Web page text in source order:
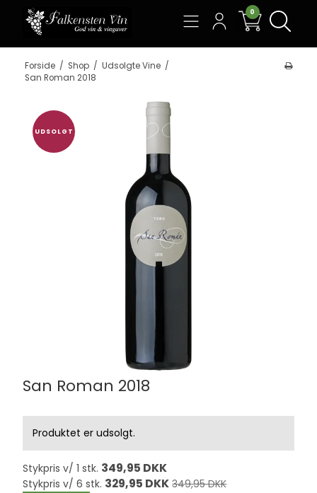
0
Forside / Shop / Udsolgte Vine /
San Roman 2018
UDSOLGT
San Roman 2018
Produktet er udsolgt.
Stykpris v/ 1 stk. 349,95 DKK
Stykpris v/ 6 stk. 329,95 DKK 349,95 DKK